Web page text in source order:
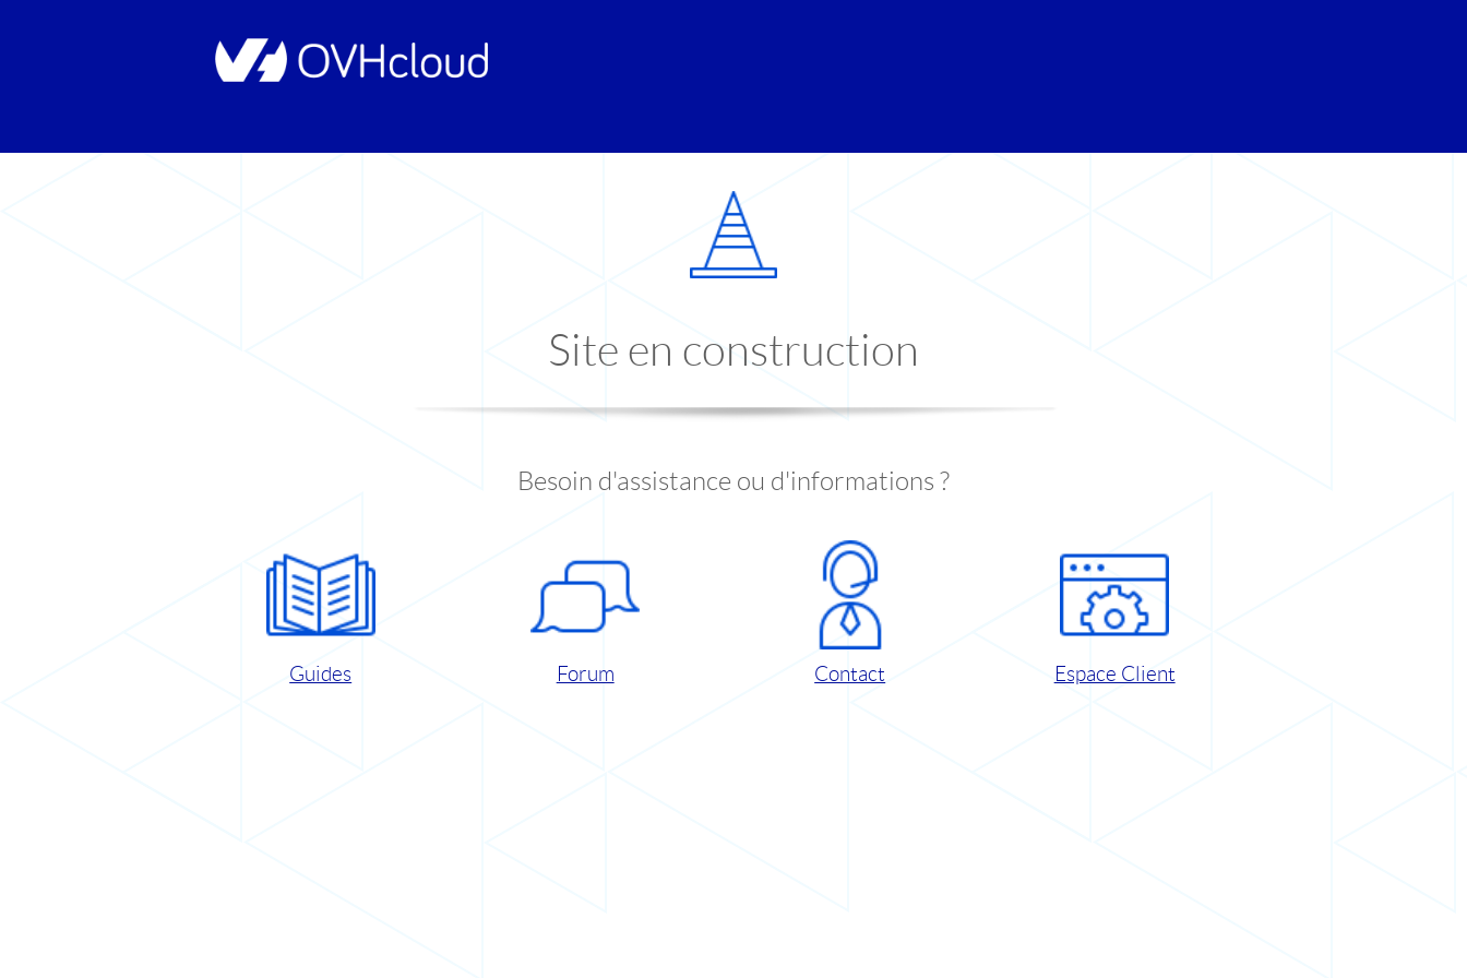
Site en construction
Besoin d'assistance ou d'informations ?
Guides Forum Contact Espace Client